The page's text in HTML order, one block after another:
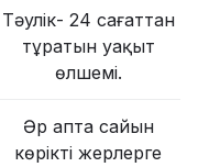
Тәулік- 24 сағаттан
тұратын уақыт
өлшемі.
Әр апта сайын
көрікті жерлерге